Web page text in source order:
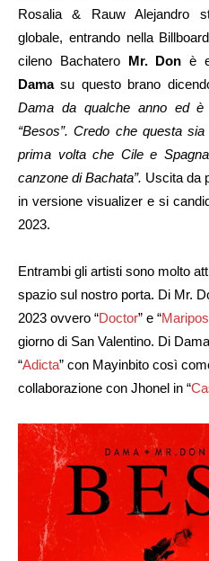
Rosalia & Rauw Alejandro
globale, entrando nella
cileno Bachatero Mr. Don è
Damasu questo brano
Dama da qualche anno ed è
“Besos”. Credo che questa
prima volta che Cile e
canzone di Bachata”. Uscita da
in versione visualizer e si
2023.
Entrambi gli artisti sono molto
spazio sul nostro porta. Di Mr.
2023 ovvero “Doctor” e “
giorno di San Valentino. Di
“Adicta” con Mayinbito così
collaborazione con Jhonel in “